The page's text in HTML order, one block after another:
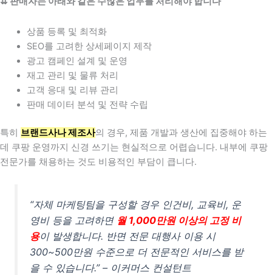
상품 등록 및 최적화
SEO를 고려한 상세페이지 제작
광고 캠페인 설계 및 운영
재고 관리 및 물류 처리
고객 응대 및 리뷰 관리
판매 데이터 분석 및 전략 수립
특히 브랜드사나 제조사의 경우, 제품 개발과 생산에 집중해야 하는
데 쿠팡 운영까지 신경 쓰기는 현실적으로 어렵습니다. 내부에 쿠팡
전문가를 채용하는 것도 비용적인 부담이 큽니다.
“자체 마케팅팀을 구성할 경우 인건비, 교육비, 운
영비 등을 고려하면 월 1,000만원 이상의 고정 비
용이 발생합니다. 반면 전문 대행사 이용 시
300~500만원 수준으로 더 전문적인 서비스를 받
을 수 있습니다.” – 이커머스 컨설턴트